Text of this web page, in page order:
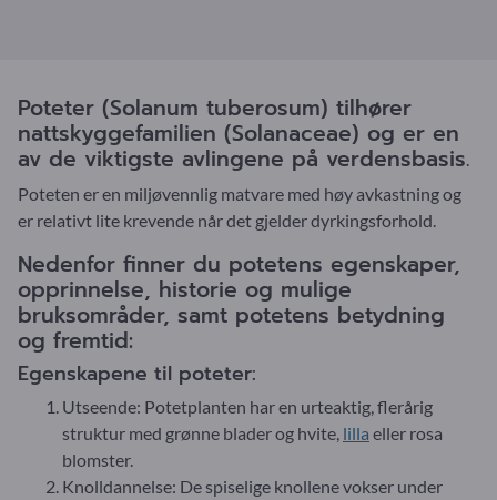
Poteter (Solanum tuberosum) tilhører
nattskyggefamilien (Solanaceae) og er en
av de viktigste avlingene på verdensbasis.
Poteten er en miljøvennlig matvare med høy avkastning og
er relativt lite krevende når det gjelder dyrkingsforhold.
Nedenfor finner du potetens egenskaper,
opprinnelse, historie og mulige
bruksområder, samt potetens betydning
og fremtid:
Egenskapene til poteter:
Utseende: Potetplanten har en urteaktig, flerårig
struktur med grønne blader og hvite, lilla eller rosa
blomster.
Knolldannelse: De spiselige knollene vokser under